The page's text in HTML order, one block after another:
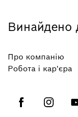
Винайдено
Про компанію
Робота і кар'єра